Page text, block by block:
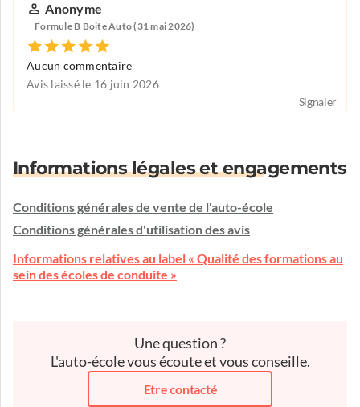
Anonyme
Formule B Boite Auto (31 mai 2026)
Aucun commentaire
Avis laissé le 16 juin 2026
Signaler
Informations légales et engagements
Conditions générales de vente de l'auto-école
Conditions générales d'utilisation des avis
Informations relatives au label « Qualité des formations au
sein des écoles de conduite »
Une question ?
L'auto-école vous écoute et vous conseille.
Etre contacté